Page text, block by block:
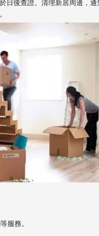
日後查證。清理新居周邊，
服務。